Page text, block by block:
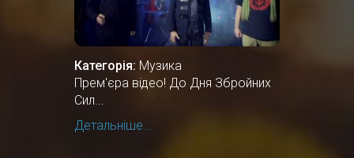
Категорія: Музика
Прем'єра відео! До Дня Збройних
Сил...
Детальніше...